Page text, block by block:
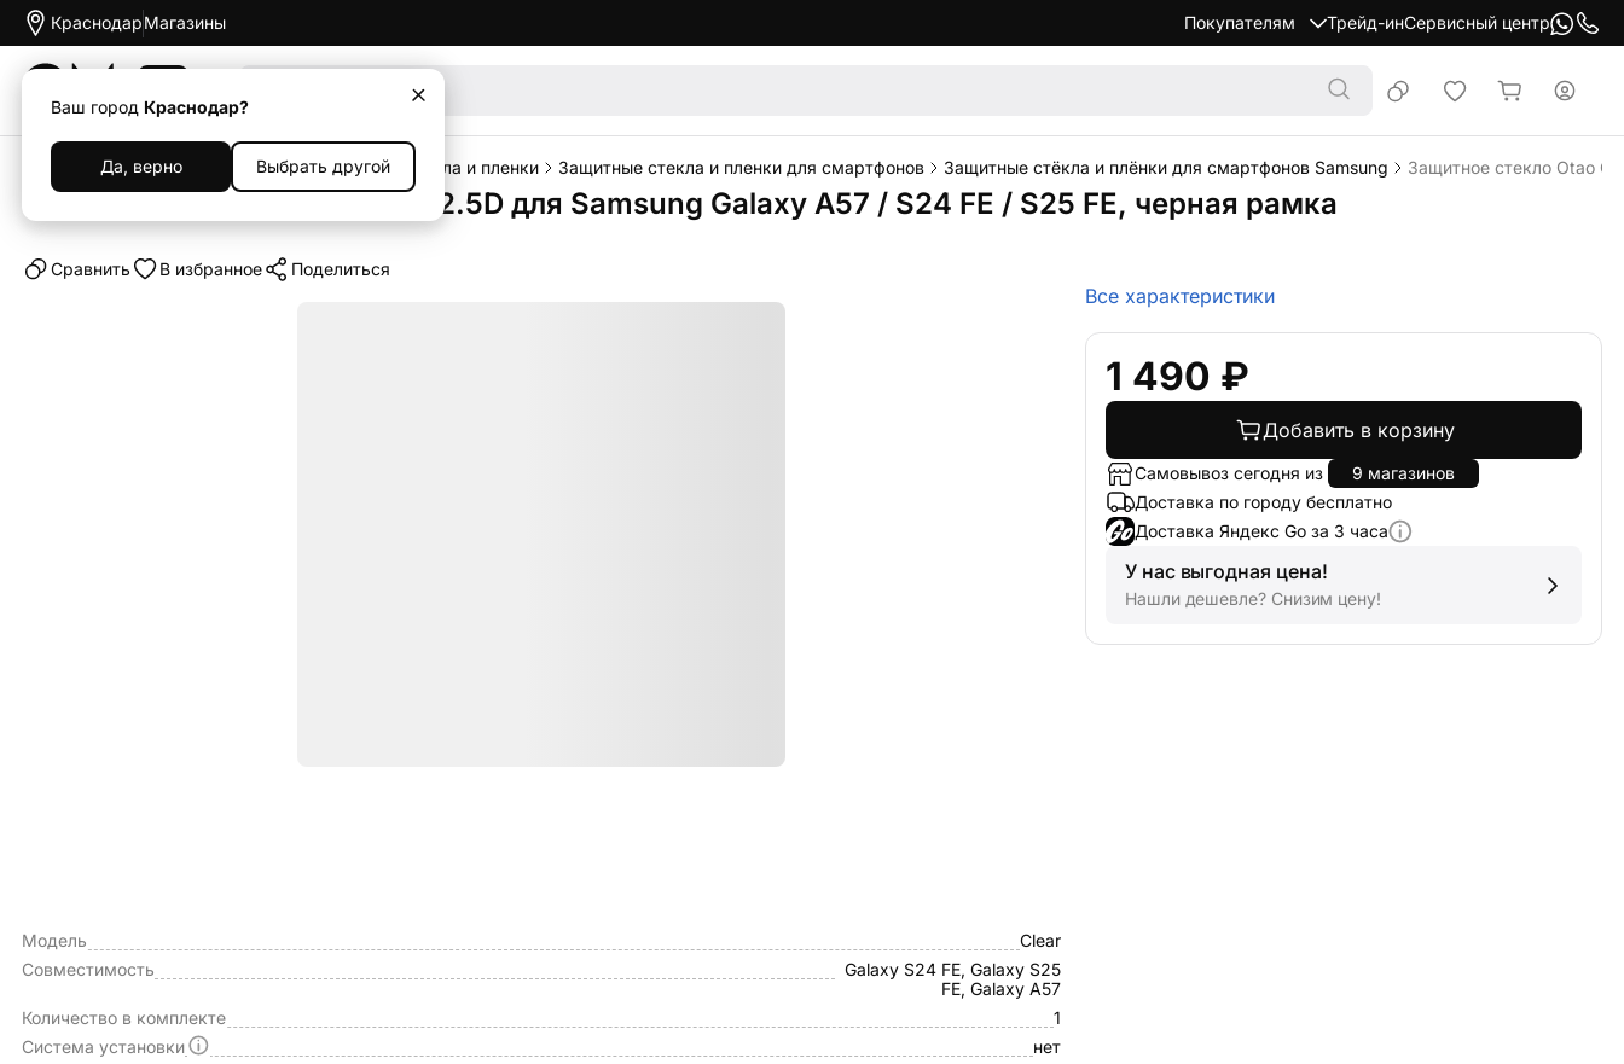
Краснодар
Ваш город Краснодар?
Да, верно Выбрать другой
Магазины Покупателям Трейд-инСервисный центр
Каталог Аксессуары Защитные стекла и пленки Защитные стекла и пленки для смартфонов Защитные стёкла и плёнки для смартфонов Samsung Защитное стекло Otao
Защитное стекло Otao Clear 2.5D для Samsung Galaxy A57 / S24 FE / S25 FE, черная рамка
Cравнить В избранное Поделиться
Модель
Clear
Совместимость
Galaxy S24 FE, Galaxy S25
FE, Galaxy A57
Количество в комплекте
1
Система установки
нет
Все характеристики
1 490 ₽
Добавить в корзину
Самовывоз сегодня из
9 магазинов
Доставка по городу бесплатно
Доставка Яндекс Go за 3 часа
У нас выгодная цена!
Нашли дешевле? Снизим цену!